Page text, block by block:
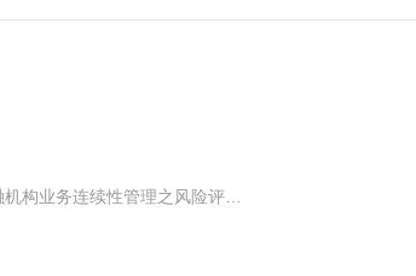
上一篇：烽火十八台丨银行业金融机构业务连续性管理之风险评估（RA）解决方案